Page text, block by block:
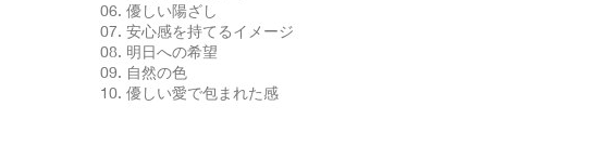
06. 優しい陽ざし
07. 安心感を持てるイメージ
08. 明日への希望
09. 自然の色
10. 優しい愛で包まれた感